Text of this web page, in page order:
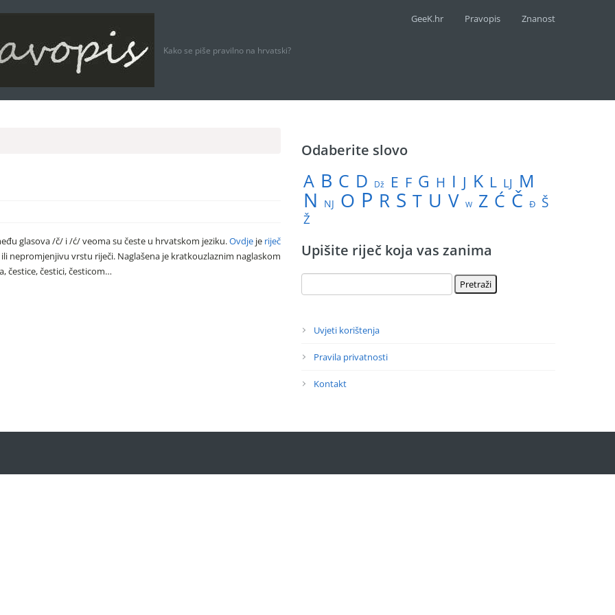
Kako se piše pravilno na hrvatski?
GeeK.hr Pravopis Znanost
glasova /č/ i /ć/ veoma su česte u hrvatskom jeziku.Ovdje je riječ
nepromjenjivu vrstu riječi. Naglašena je kratkouzlaznim naglaskom
čestice, čestici, česticom…
Odaberite slovo
A B C D Dž E F G H I J K L LJ M
N NJ O P R S T U V W Z Ć Č Đ Š
Ž
Upišite riječ koja vas zanima
Uvjeti korištenja
Pravila privatnosti
Kontakt